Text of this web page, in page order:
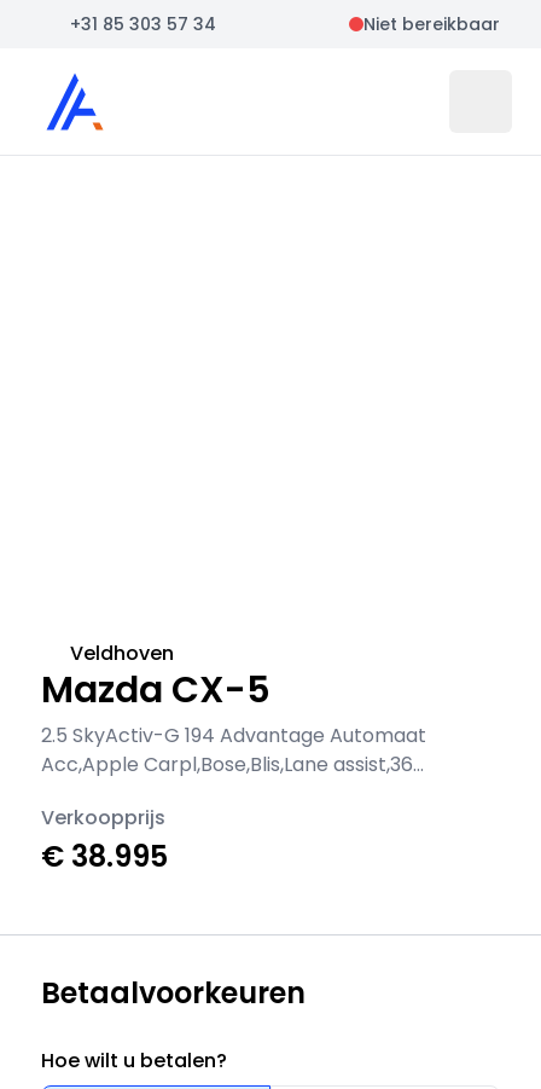
+31 85 303 57 34 Niet bereikbaar
Auto Atlas
Mazda CX-5
2.5 SkyActiv-G 194 Advantage Automaat
Acc,Apple Carpl,Bose,Blis,Lane assist,360
verwarming
Veldhoven
Verkoopprijs
€ 38.995
Betaalvoorkeuren
Hoe wilt u betalen?